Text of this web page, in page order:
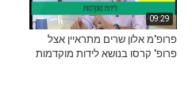
09:29
פרופ'מ אלון שרים מתראיין אצל
פרופ' קרסו בנושא לידות מוקדמות